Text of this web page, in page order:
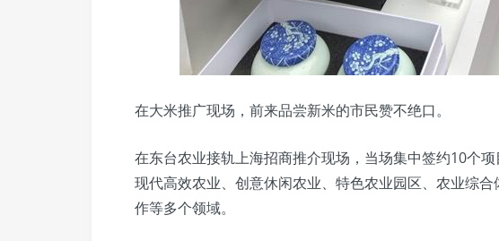
在大米推广现场，前来品尝新米的市民赞不绝口。
在东台农业接轨上海招商推介现场，当场集中签约10个
现代高效农业、创意休闲农业、特色农业园区、农业综
作等多个领域。